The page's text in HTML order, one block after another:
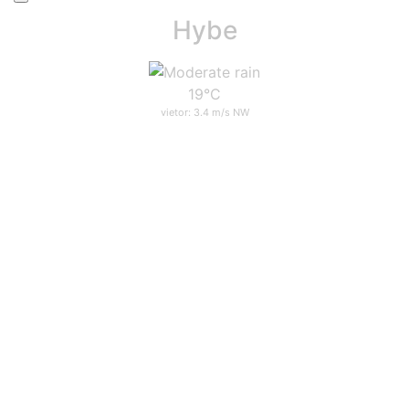
Hybe
19°C
vietor: 3.4 m/s NW